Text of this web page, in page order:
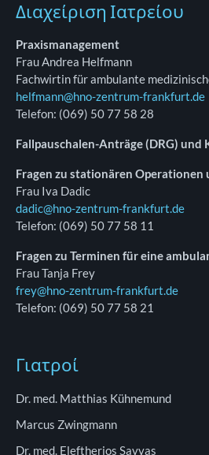
Διαχείριση Ιατρείου
Praxismanagement
Frau Andrea Helfmann
Fachwirtin für ambulante
helfmann@hno-zentrum-frankfurt.de
Telefon: (069) 50 77 58 28
Fallpauschalen-Anträge (DRG) und
Fragen zu stationären Operationen
Frau Iva Dadic
dadic@hno-zentrum-frankfurt.de
Telefon: (069) 50 77 58 11
Fragen zu Terminen für eine
Frau Tanja Frey
frey@hno-zentrum-frankfurt.de
Telefon: (069) 50 77 58 21
Γιατροί
Dr. med. Matthias Kühnemund
Marcus Zwingmann
Dr. med. Eleftherios Savvas